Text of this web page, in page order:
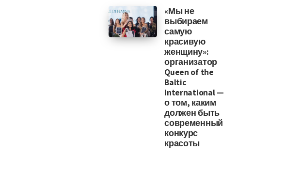
«Мы не
выбираем
самую
красивую
женщину»:
организатор
Queen of the
Baltic
International —
о том, каким
должен быть
современный
конкурс
красоты